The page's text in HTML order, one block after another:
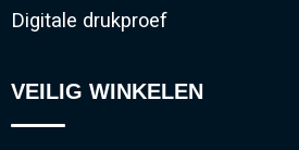
Digitale drukproef
VEILIG WINKELEN